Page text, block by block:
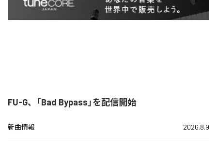
FU-G、「Bad Bypass」を配信開始
新曲情報 2026.8.9